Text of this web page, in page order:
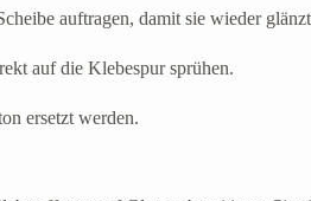
auftragen, damit sie wieder
auf die Klebespur sprühen.
ersetzt werden.